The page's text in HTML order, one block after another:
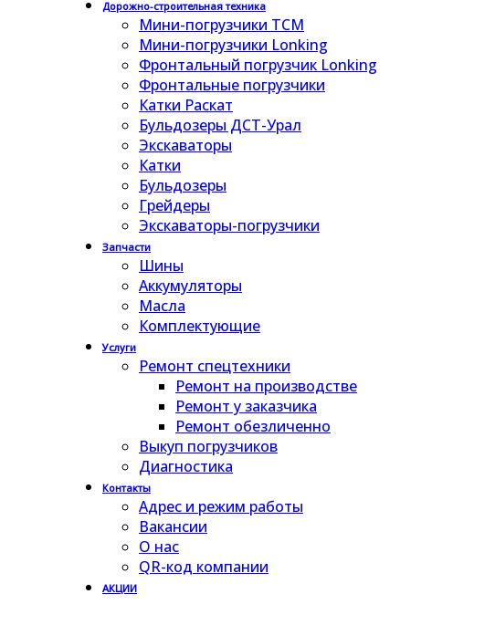
Дорожно-строительная техника
Мини-погрузчики TCM
Мини-погрузчики Lonking
Фронтальный погрузчик Lonking
Фронтальные погрузчики
Катки Раскат
Бульдозеры ДСТ-Урал
Экскаваторы
Катки
Бульдозеры
Грейдеры
Экскаваторы-погрузчики
Запчасти
Шины
Аккумуляторы
Масла
Комплектующие
Услуги
Ремонт спецтехники
Ремонт на производстве
Ремонт у заказчика
Ремонт обезличенно
Выкуп погрузчиков
Диагностика
Контакты
Адрес и режим работы
Вакансии
О нас
QR-код компании
АКЦИИ